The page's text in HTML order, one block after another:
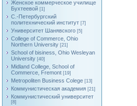
Женское коммерческое училище
Бухтеевой [1]
С.-Петербургский
политехнический институт [7]
Университет Шанявского [5]
College of Commerce, Ohio
Northern University [21]
School of bisiness, Ohio Wesleyan
University [40]
Midland College, School of
Commerce, Fremont [19]
Metropoliten Business Colege [13]
Коммунистическая академия [21]
Коммунистический университет
[8]